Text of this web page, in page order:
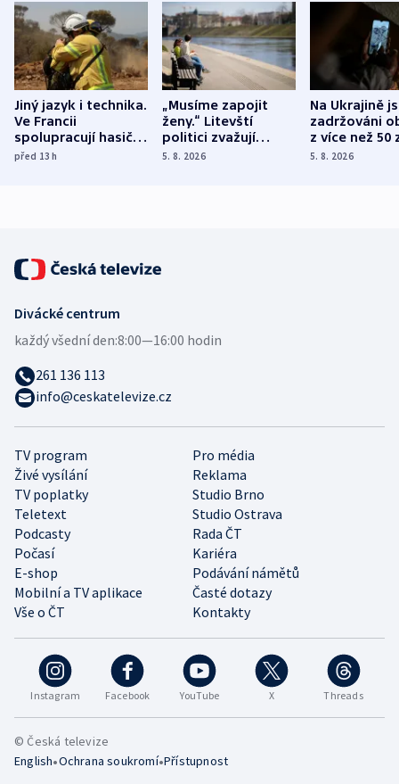
Jiný jazyk i technika.
Ve Francii
spolupracují hasiči z
různých zemí
před 13h
„Musíme zapojit
ženy.“ Litevští
politici zvažují
dohodu o
5. 8. 2026
Na Ukrajině
zadržováni
z více než 50
Bojovali na
5. 8. 2026
Instagram Facebook YouTube X Threads
TV program
Pro média
Živé vysílání
Reklama
TV poplatky
Studio Brno
Teletext
Studio Ostrava
Podcasty
Rada ČT
Počasí
Kariéra
E-shop
Podávání námětů
Mobilní a TV aplikace
Časté dotazy
Vše o ČT
Kontakty
Divácké centrum
každý všední den:8:00—16:00 hodin
261 136 113
info@ceskatelevize.cz
© Česká televize
English•Ochrana soukromí•Přístupnost